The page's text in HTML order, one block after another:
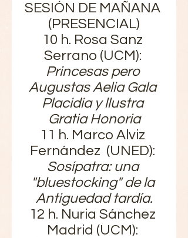
SESIÓN DE MAÑANA
(PRESENCIAL)
10 h. Rosa Sanz
Serrano (UCM):
Princesas pero
Augustas Aelia Gala
Placidia y llustra
Gratia Honoria
11 h. Marco Alviz
Fernández  (UNED):
Sosípatra: una
"bluestocking" de la
Antiguedad tardía.
12 h. Nuria Sánchez
Madrid (UCM):